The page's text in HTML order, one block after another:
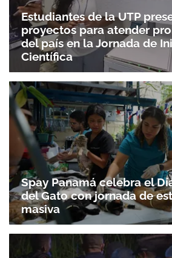
Estudiantes de la UTP
proyectos para atender
del país en la Jornada de
Científica
Spay Panamá celebra el
del Gato con jornada de
masiva